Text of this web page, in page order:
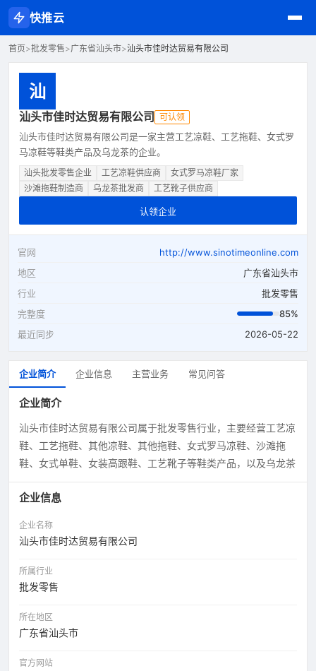
快推云
首页>批发零售>广东省汕头市>汕头市佳时达贸易有限公司
汕
汕头市佳时达贸易有限公司 可认领
汕头市佳时达贸易有限公司是一家主营工艺凉鞋、工艺拖鞋、女式罗
马凉鞋等鞋类产品及乌龙茶的企业。
汕头批发零售企业 工艺凉鞋供应商
女式罗马凉鞋厂家
沙滩拖鞋制造商
乌龙茶批发商 工艺靴子供应商
认领企业
官网
http://www.sinotimeonline.com
地区
广东省汕头市
行业
批发零售
完整度
85%
最近同步
2026-05-22
企业简介 企业信息 主营业务 常见问答
企业简介
汕头市佳时达贸易有限公司属于批发零售行业，主要经营工艺凉
鞋、工艺拖鞋、其他凉鞋、其他拖鞋、女式罗马凉鞋、沙滩拖
鞋、女式单鞋、女装高跟鞋、工艺靴子等鞋类产品，以及乌龙茶
企业信息
企业名称
汕头市佳时达贸易有限公司
所属行业
批发零售
所在地区
广东省汕头市
官方网站